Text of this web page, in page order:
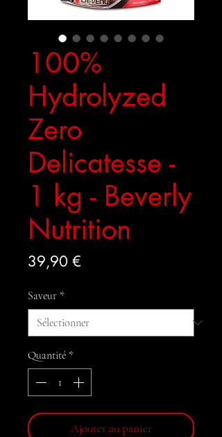
100%
Hydrolyzed
Zero
Delicatesse -
1 kg - Beverly
Nutrition
39,90 €Prix
Saveur *
Quantité *
Ajouter au panier